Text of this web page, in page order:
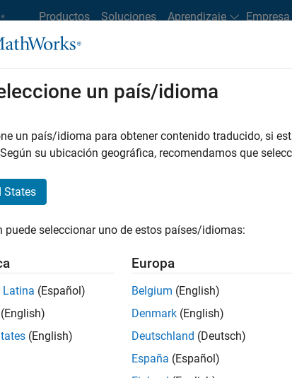
Productos Soluciones Aprendizaje Empresa
en MathWorks
de empleo Oficinas locales Estudiantes y nuevas carreras
LLVM
for the core technology used in MathWorks code
on program analysis, language transformation,
for simulation from high-level textual and graphical
CPUs, GPUs, FPGAs, and other targets.
Our
an elite team of talented programming language and
un país/idioma
un país/idioma para obtener contenido traducido, si
su ubicación geográfica, recomendamos que
States
puede seleccionar uno de estos países/idiomas:
Latina (Español)
(English)
(English)
Europa
Belgium (English)
Denmark (English)
Deutschland (Deutsch)
España (Español)